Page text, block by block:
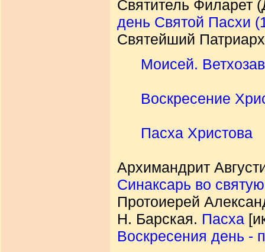
Святитель Филарет
день Святой Пасхи
Святейший
Моисей.
Воскресение
Пасха Христова
Архимандрит
Синаксарь во
Протоиерей
Н. Барская. Пасха
Воскресения день -